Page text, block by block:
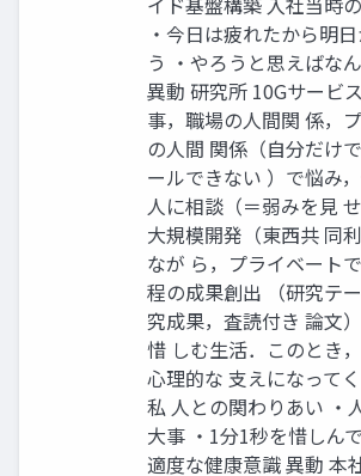
・今日は疲れたから明
う ・やろうと思えばな
異動 研究所 10Gサービ
事，職場の人間関 係，
の人間 関係（自分だけ
ールできない ）で悩み
人に相談（＝弱みを見
大規模開発（東西共 同
なが ら，プライベート
程の成果創出 （研究テ
究成果，査読付き 論文
惜 しむ生活．このとき
心理的な 支えになって
私 人との関わりあい ・
大事 ・1分1秒を惜しん
適度な健康意識 異動 本